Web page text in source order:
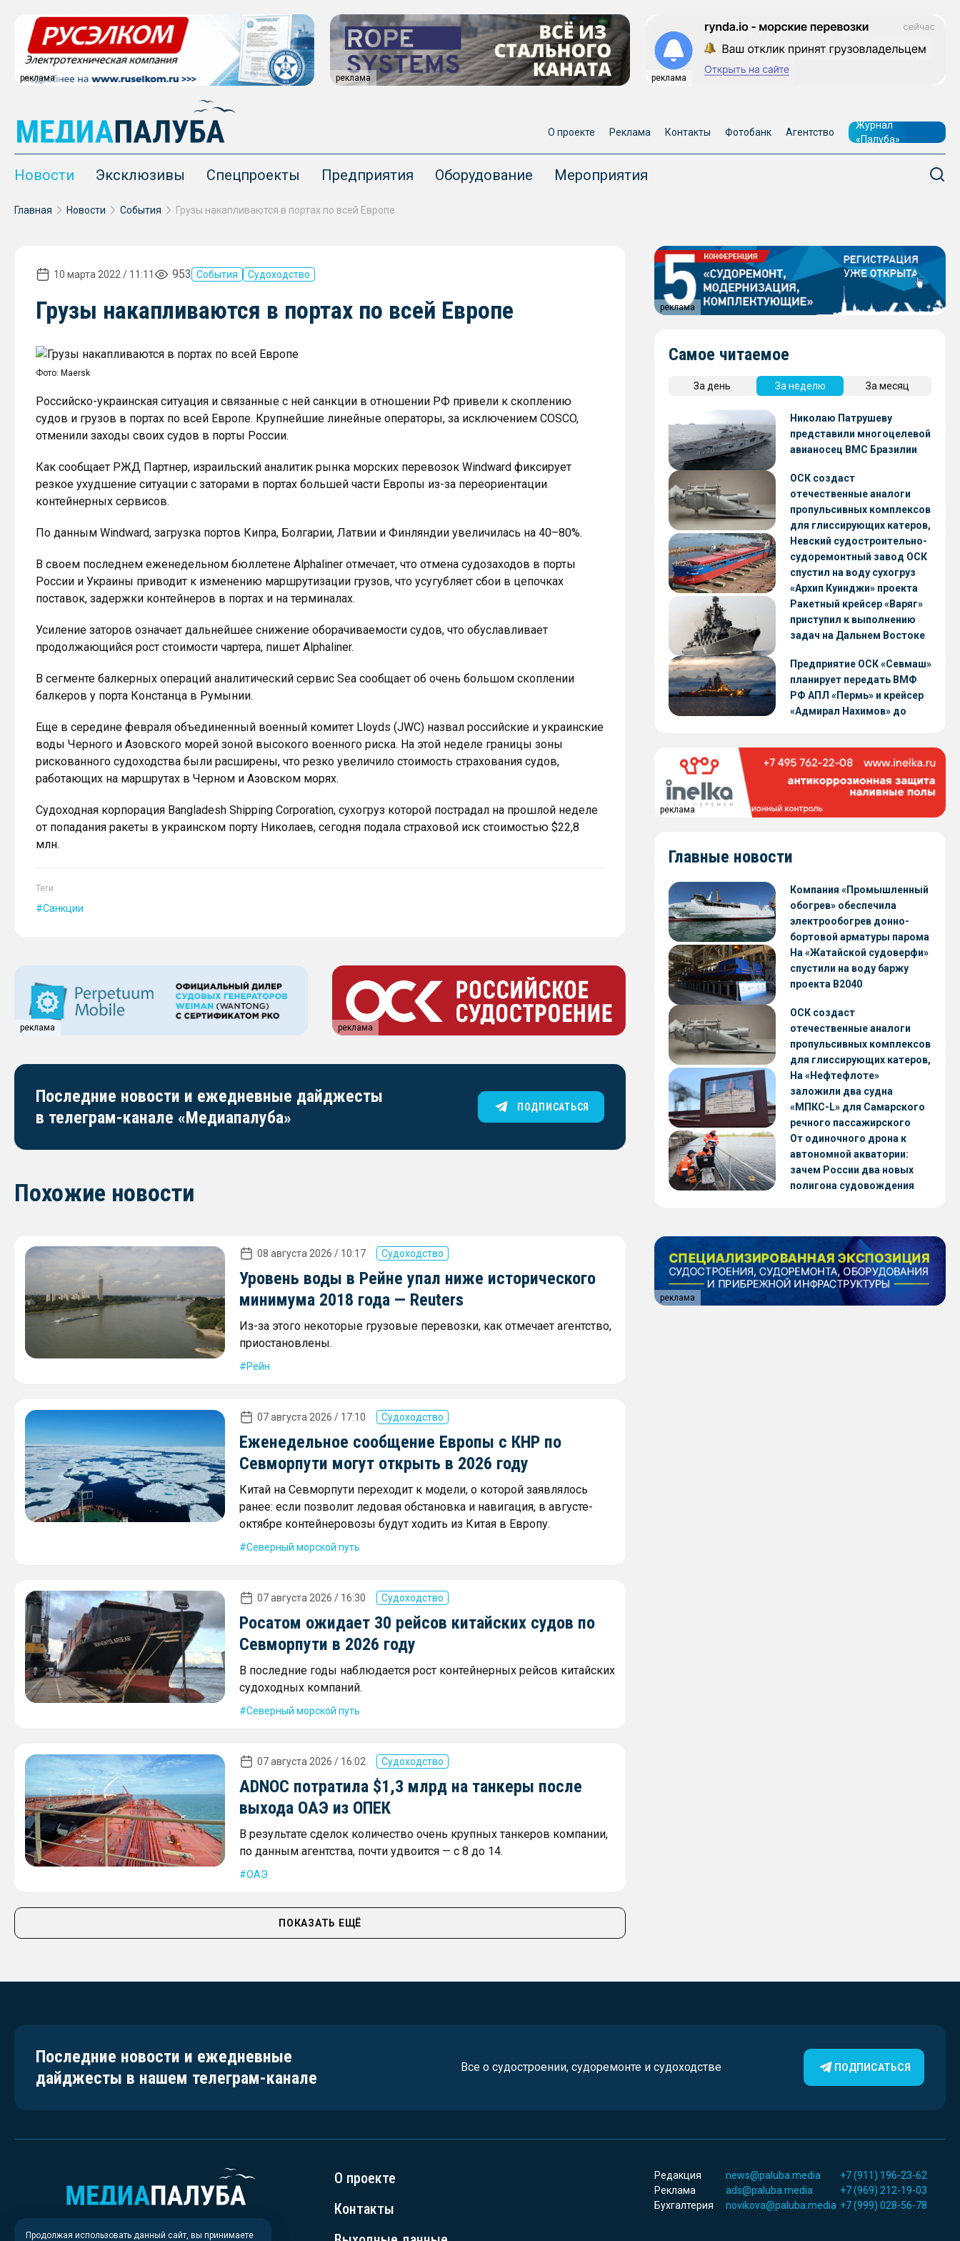
реклама реклама реклама
О проекте Реклама Контакты Фотобанк Агентство
Журнал
«Палуба»
Новости Эксклюзивы Спецпроекты Предприятия Оборудование Мероприятия
Главная Новости События Грузы накапливаются в портах по всей Европе
10 марта 2022 / 11:11 953 События Судоходство
Грузы накапливаются в портах по всей Европе
Фото: Maersk
Российско-украинская ситуация и связанные с ней санкции в отношении РФ привели к скоплению
судов и грузов в портах по всей Европе. Крупнейшие линейные операторы, за исключением COSCO,
отменили заходы своих судов в порты России.
Как сообщает РЖД Партнер, израильский аналитик рынка морских перевозок Windward фиксирует
резкое ухудшение ситуации с заторами в портах большей части Европы из-за переориентации
контейнерных сервисов.
По данным Windward, загрузка портов Кипра, Болгарии, Латвии и Финляндии увеличилась на 40–80%.
В своем последнем еженедельном бюллетене Alphaliner отмечает, что отмена судозаходов в порты
России и Украины приводит к изменению маршрутизации грузов, что усугубляет сбои в цепочках
поставок, задержки контейнеров в портах и на терминалах.
Усиление заторов означает дальнейшее снижение оборачиваемости судов, что обуславливает
продолжающийся рост стоимости чартера, пишет Alphaliner.
В сегменте балкерных операций аналитический сервис Sea сообщает об очень большом скоплении
балкеров у порта Констанца в Румынии.
Еще в середине февраля объединенный военный комитет Lloyds (JWC) назвал российские и украинские
воды Черного и Азовского морей зоной высокого военного риска. На этой неделе границы зоны
рискованного судоходства были расширены, что резко увеличило стоимость страхования судов,
работающих на маршрутах в Черном и Азовском морях.
Судоходная корпорация Bangladesh Shipping Corporation, сухогруз которой пострадал на прошлой неделе
от попадания ракеты в украинском порту Николаев, сегодня подала страховой иск стоимостью $22,8
млн.
Теги
Санкции
реклама реклама
Последние новости и ежедневные дайджесты
в телеграм-канале «Медиапалуба»
ПОДПИСАТЬСЯ
Похожие новости
08 августа 2026 / 10:17 Судоходство
Уровень воды в Рейне упал ниже исторического
минимума 2018 года — Reuters
Из-за этого некоторые грузовые перевозки, как отмечает агентство,
приостановлены.
Рейн
07 августа 2026 / 17:10 Судоходство
Еженедельное сообщение Европы с КНР по
Севморпути могут открыть в 2026 году
Китай на Севморпути переходит к модели, о которой заявлялось
ранее: если позволит ледовая обстановка и навигация, в августе-
октябре контейнеровозы будут ходить из Китая в Европу.
Северный морской путь
07 августа 2026 / 16:30 Судоходство
Росатом ожидает 30 рейсов китайских судов по
Севморпути в 2026 году
В последние годы наблюдается рост контейнерных рейсов китайских
судоходных компаний.
Северный морской путь
07 августа 2026 / 16:02 Судоходство
ADNOC потратила $1,3 млрд на танкеры после
выхода ОАЭ из ОПЕК
В результате сделок количество очень крупных танкеров компании,
по данным агентства, почти удвоится — с 8 до 14.
ОАЭ
ПОКАЗАТЬ ЕЩЁ
реклама
Самое читаемое
За день За неделю За месяц
Николаю Патрушеву
представили многоцелевой
авианосец ВМС Бразилии
ОСК создаст
отечественные аналоги
пропульсивных комплексов
для глиссирующих катеров,
скоростных судов и судов с
малой осадкой
Невский судостроительно-
судоремонтный завод ОСК
спустил на воду сухогруз
«Архип Куинджи» проекта
RSD59
Ракетный крейсер «Варяг»
приступил к выполнению
задач на Дальнем Востоке
Предприятие ОСК «Севмаш»
планирует передать ВМФ
РФ АПЛ «Пермь» и крейсер
«Адмирал Нахимов» до
реклама
Главные новости
Компания «Промышленный
обогрев» обеспечила
электрообогрев донно-
бортовой арматуры парома
«Петропавловск» проекта
CNF22
На «Жатайской судоверфи»
спустили на воду баржу
проекта В2040
ОСК создаст
отечественные аналоги
пропульсивных комплексов
для глиссирующих катеров,
скоростных судов и судов с
малой осадкой
На «Нефтефлоте»
заложили два судна
«МПКС-L» для Самарского
речного пассажирского
предприятия
От одиночного дрона к
автономной акватории:
зачем России два новых
полигона судовождения
реклама
Последние новости и ежедневные
дайджесты в нашем телеграм-канале
Все о судостроении, судоремонте и судоходстве ПОДПИСАТЬСЯ
О проекте
Контакты
Редакция news@paluba.media
+7 (911) 196-23-62
Реклама
ads@paluba.media
+7 (969) 212-19-03
Бухгалтерия
novikova@paluba.media +7 (999) 028-56-78
Продолжая использовать данный сайт, вы принимаете